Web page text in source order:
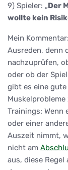
9) Spieler: „Der
wollte kein
Mein
Ausreden, denn
nachzuprüfen,
oder ob der
gibt es eine
Trainings: Wenn
oder einer
Auszeit nimmt,
nicht am
aus, diese